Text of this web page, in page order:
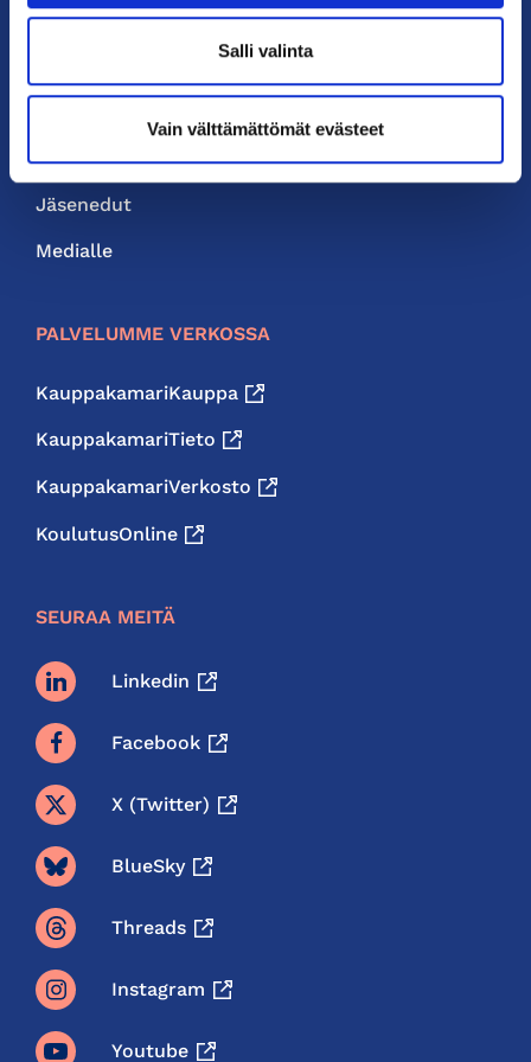
Salli valinta
Vain välttämättömät evästeet
Neuvonta ja palvelut
Jäsenedut
Medialle
PALVELUMME VERKOSSA
KauppakamariKauppa
KauppakamariTieto
KauppakamariVerkosto
KoulutusOnline
SEURAA MEITÄ
Linkedin
Facebook
X (twitter)
BlueSky
Threads
Instagram
Youtube